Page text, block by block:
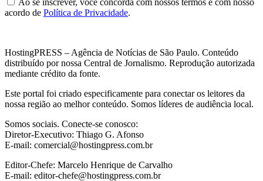
Ao se inscrever, você concorda com nossos termos e com nosso
acordo de Política de Privacidade.
HostingPRESS – Agência de Notícias de São Paulo. Conteúdo
distribuído por nossa Central de Jornalismo. Reprodução autorizada
mediante crédito da fonte.
Este portal foi criado especificamente para conectar os leitores da
nossa região ao melhor conteúdo. Somos líderes de audiência local.
Somos sociais. Conecte-se conosco:
Diretor-Executivo: Thiago G. Afonso
E-mail: comercial@hostingpress.com.br
Editor-Chefe: Marcelo Henrique de Carvalho
E-mail: editor-chefe@hostingpress.com.br